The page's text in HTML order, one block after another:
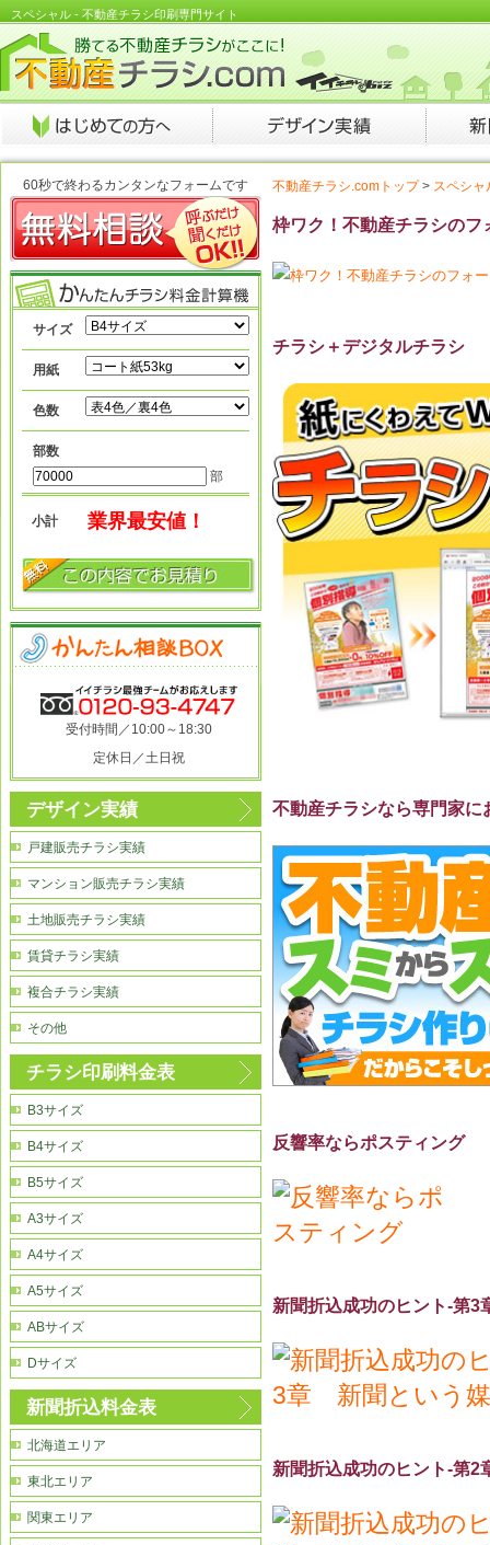
スペシャル - 不動産チラシ印刷専門サイト
不動産チラシ.comトップ> スペシャ
枠ワク！不動産チラシのフ
チラシ＋デジタルチラシ
不動産チラシなら専門家に
反響率ならポスティング
新聞折込成功のヒント-第
新聞折込成功のヒント-第
60秒で終わるカンタンなフォームです
サイズ
用紙
色数
部数
部
小計 業界最安値！
受付時間／10:00～18:30
定休日／土日祝
デザイン実績
戸建販売チラシ実績
マンション販売チラシ実績
土地販売チラシ実績
賃貸チラシ実績
複合チラシ実績
その他
チラシ印刷料金表
B3サイズ
B4サイズ
B5サイズ
A3サイズ
A4サイズ
A5サイズ
ABサイズ
Dサイズ
新聞折込料金表
北海道エリア
東北エリア
関東エリア